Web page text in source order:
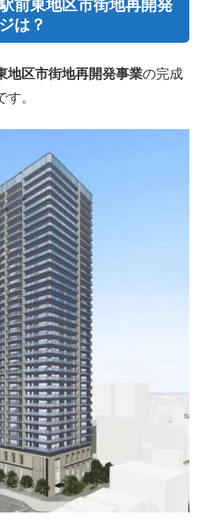
前東地区市街地再開発
は？
地区市街地再開発事業の完成
。